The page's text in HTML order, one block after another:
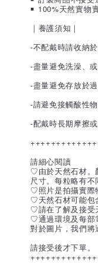
￭ 100%天然實物
｜養護須知｜
-不配戴時請收納
-盡量避免洗澡、
-盡量避免存放於
-請避免接觸酸性
-配戴時長期摩擦
請細心閱讀
♡由於天然石材。
尺寸。每粒略有不
♡照片是拍攝實際
♡天然石材可能包
♡請在了解及接受
♡通過環境及每部
對於圖片，我們將
請接受後才下單。